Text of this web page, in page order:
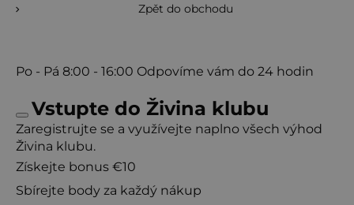
Zpět do obchodu
Po - Pá 8:00 - 16:00 Odpovíme vám do 24 hodin
Vstupte do Živina klubu
Zaregistrujte se a využívejte naplno všech výhod
Živina klubu.
Získejte bonus €10
Sbírejte body za každý nákup